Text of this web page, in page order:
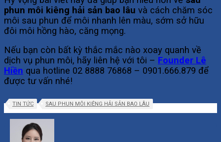
phun môi kiêng hải sản bao lâu và cách chăm sóc
môi sau phun để môi nhanh lên màu, sớm sở hữu
đôi môi hồng hào, căng mọng.
Nếu bạn còn bất kỳ thắc mắc nào xoay quanh về
dịch vụ phun môi, hãy liên hệ với tôi – Founder Lê
Hiền qua hotline 02 8888 76868 – 0901.666.879 để
được tư vấn nhé!
TIN TỨC SAU PHUN MÔI KIÊNG HẢI SẢN BAO LÂU